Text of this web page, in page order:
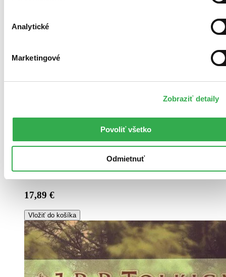
Analytické
Marketingové
Zobraziť detaily
Povoliť všetko
Odmietnuť
Do 1 – 5 dní
Tento produkt momentálne nemáme na sklade, ale zvyčajne
17,89 €
Vložiť do košíka